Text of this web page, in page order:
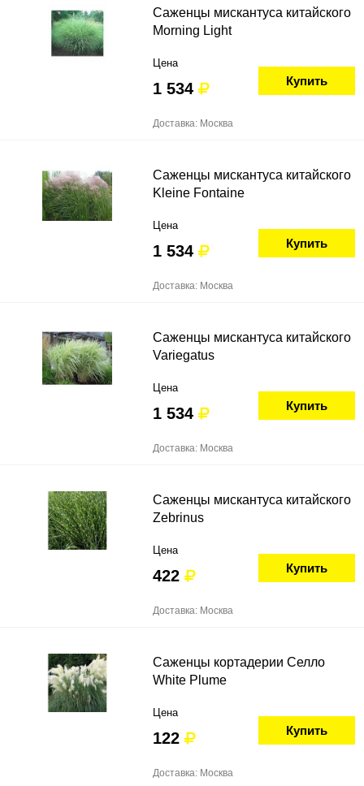
Саженцы мискантуса китайского
Morning Light
Цена
1 534 Купить
Доставка: Москва
Саженцы мискантуса китайского
Kleine Fontaine
Цена
1 534 Купить
Доставка: Москва
Саженцы мискантуса китайского
Variegatus
Цена
1 534 Купить
Доставка: Москва
Саженцы мискантуса китайского
Zebrinus
Цена
422 Купить
Доставка: Москва
Саженцы кортадерии Селло
White Plume
Цена
122 Купить
Доставка: Москва